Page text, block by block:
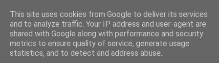
This site uses cookies from Google to deliver its services
and to analyze traffic. Your IP address and user-agent are
shared with Google along with performance and security
metrics to ensure quality of service, generate usage
statistics, and to detect and address abuse.